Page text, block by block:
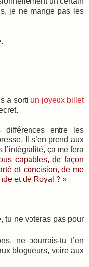
je ne mange pas les
a sorti un joyeux billet
différences entre les
Il s’en prend aux
l’intégralité, ça me fera
capables,de façon
et concision, de me
et de Royal ? »
tu ne voteras pas pour
ne pourrais-tu t’en
blogueurs, voire aux